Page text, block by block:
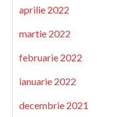
aprilie 2022
martie 2022
februarie 2022
ianuarie 2022
decembrie 2021